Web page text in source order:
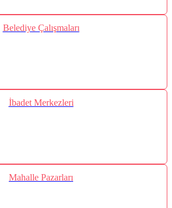
Belediye Çalışmaları
İbadet Merkezleri
Mahalle Pazarları